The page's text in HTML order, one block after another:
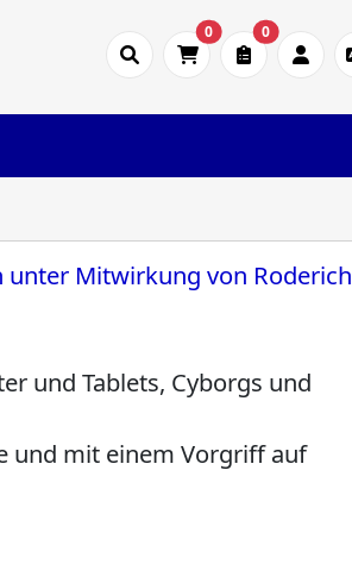
0 0
Mitwirkung von Roderich
und Tablets, Cyborgs und
und mit einem Vorgriff auf